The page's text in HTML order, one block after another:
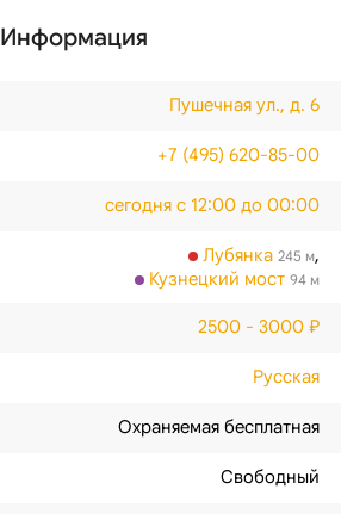
Информация
Пушечная ул., д. 6
+7 (495) 620-85-00
сегодня с 12:00 до 00:00
Лубянка 245 м,
Кузнецкий мост 94 м
2500 - 3000 ₽
Русская
Охраняемая бесплатная
Свободный